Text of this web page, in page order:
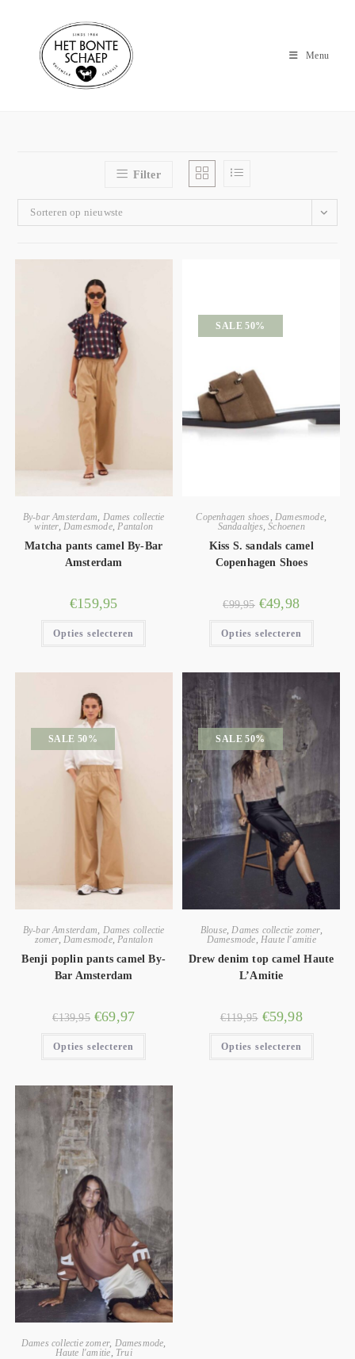
Menu
Filter
Sorteren op nieuwste
By-bar Amsterdam
Dames collectie
winter, Damesmode, Pantalon
Matcha pants camel By-Bar
Amsterdam
€159,95
Opties selecteren
SALE 50%
Copenhagen shoes Damesmode,
Sandaaltjes ,Schoenen
Kiss S. sandals camel
Copenhagen Shoes
€99,95 €49,98
Opties selecteren
SALE 50%
By-bar Amsterdam
Dames collectie
zomer, Damesmode, Pantalon
Benji poplin pants camel By-
Bar Amsterdam
€139,95 €69,97
Opties selecteren
SALE 50%
Blouse, Dames collectie zomer,
Damesmode Haute l'amitie
Drew denim top camel Haute
L’Amitie
€119,95 €59,98
Opties selecteren
Dames collectie zomer, Damesmode,
Haute l'amitie, Trui